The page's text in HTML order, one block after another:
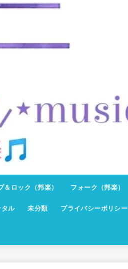
＆ロック（邦楽） フォーク（邦楽）
タル 未分類 プライバシーポリシー